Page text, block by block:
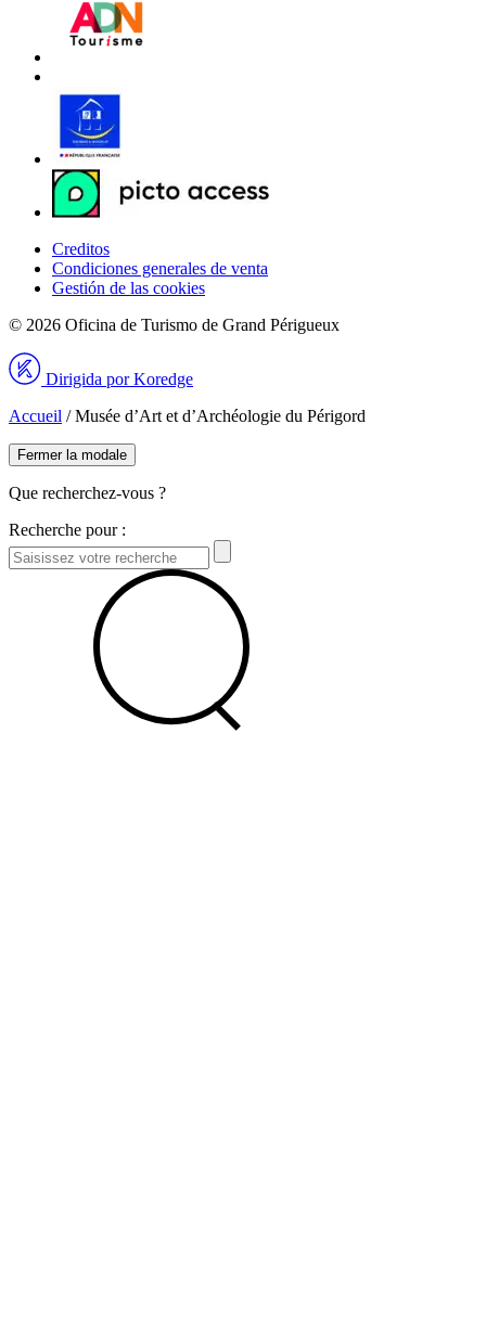
Creditos
Condiciones generales de venta
Gestión de las cookies
© 2026 Oficina de Turismo de Grand Périgueux
Dirigida por Koredge
Accueil /Musée d’Art et d’Archéologie du Périgord
Fermer la modale
Que recherchez-vous ?
Recherche pour :